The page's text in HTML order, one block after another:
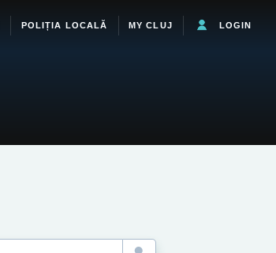
POLIȚIA LOCALĂ MY CLUJ LOGIN